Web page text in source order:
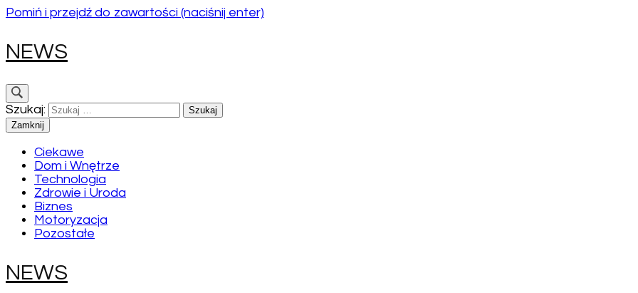
Pomiń i przejdź do zawartości (naciśnij enter)
NEWS
Szukaj:
Zamknij
Ciekawe
Dom i Wnętrze
Technologia
Zdrowie i Uroda
Biznes
Motoryzacja
Pozostałe
NEWS